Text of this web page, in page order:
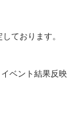
ております。
ベント結果反映